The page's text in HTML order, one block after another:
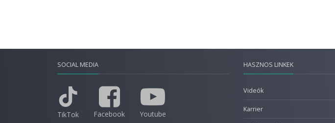
SOCIAL MEDIA
TikTok Facebook Youtube
HASZNOS LINKEK
Videók
Karrier